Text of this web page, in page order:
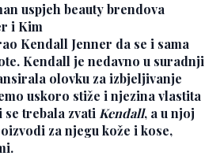
uspjeh beauty brendova
i Kim
Kendall Jenner da se i sama
Kendall je nedavno u suradnji
olovku za izbjeljivanje
uskoro stiže i njezina vlastita
trebala zvatiKendall, a u njoj
za njegu kože i kose,